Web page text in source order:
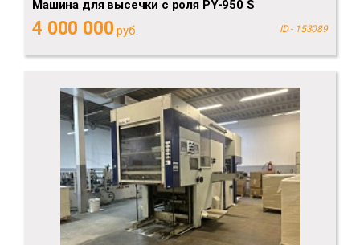
Машина для высечки с роля PY-950 S
4 000 000 руб. ID - 153089